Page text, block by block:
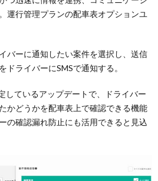
運行管理プランの配車表オプションユ
バーに通知したい案件を選択し、送信
ドライバーにSMSで通知する。
しているアップデートで、ドライバー
かどうかを配車表上で確認できる機能
の確認漏れ防止にも活用できると見込